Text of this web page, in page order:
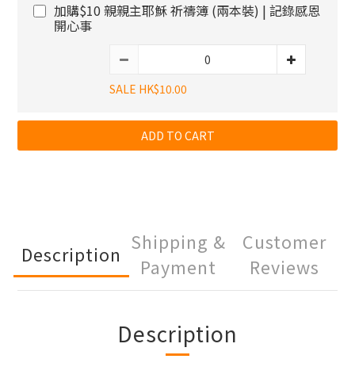
加購$10 親親主耶穌 祈禱簿 (兩本裝) | 記錄感恩
開心事
SALE HK$10.00
ADD TO CART
Description
Shipping &
Payment
Customer
Reviews
Description